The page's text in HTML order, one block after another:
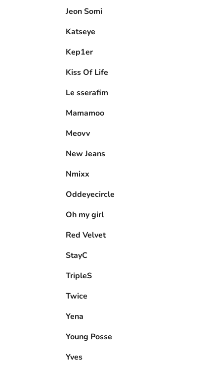
Jeon Somi
Katseye
Kep1er
Kiss Of Life
Le sserafim
Mamamoo
Meovv
New Jeans
Nmixx
Oddeyecircle
Oh my girl
Red Velvet
StayC
TripleS
Twice
Yena
Young Posse
Yves